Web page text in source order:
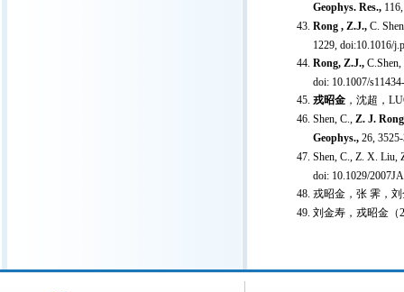
Geophys. Res.,
Rong , Z.J., C.
1229, doi:10.1016/
Rong, Z.J.,
doi: 10.1007/
戎昭金 ，沈超，
Shen, C., Z. J. Rong
Geophys., 26,
Shen, C., Z. X.
doi: 10.1029/
戎昭金，张 霁，
刘金寿，戎昭金（